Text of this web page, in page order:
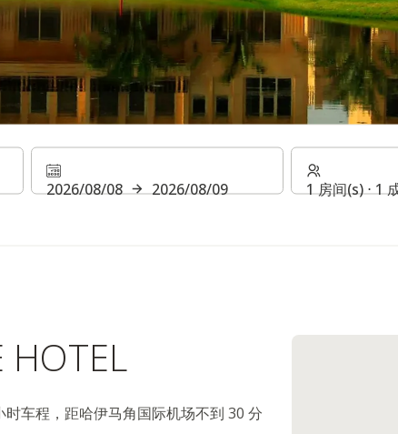
村酒店
2026/08/08 2026/08/09 1 房间(s) ⋅ 1
HOTEL
车程，距哈伊马角国际机场不到 30 分